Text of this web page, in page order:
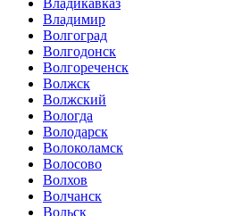
Владикавказ
Владимир
Волгоград
Волгодонск
Волгореченск
Волжск
Волжский
Вологда
Володарск
Волоколамск
Волосово
Волхов
Волчанск
Вольск